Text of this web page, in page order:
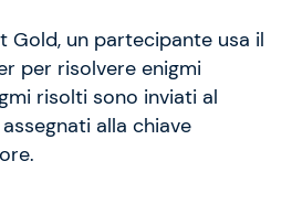
Gold, un partecipante usa il
per risolvere enigmi
risolti sono inviati al
alla chiave